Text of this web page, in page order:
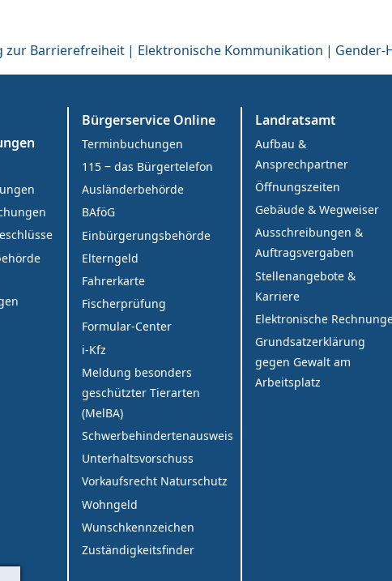
zur Barrierefreiheit Elektronische Kommunikation Gender-
Bürgerservice Online
Terminbuchungen
115 ‒ das Bürgertelefon
Ausländerbehörde
BAföG
Einbürgerungsbehörde
Elterngeld
Fahrerkarte
Fischerprüfung
Formular-Center
i-Kfz
Meldung besonders
geschützter Tierarten
(MelBA)
Schwerbehindertenausweis
Unterhaltsvorschuss
Vorkaufsrecht Naturschutz
Wohngeld
Wunschkennzeichen
Zuständigkeitsfinder
Landratsamt
Aufbau &
Ansprechpartner
Öffnungszeiten
Gebäude & Wegweiser
Ausschreibungen &
Auftragsvergaben
Stellenangebote &
Karriere
Elektronische
Grundsatzerklärung
gegen Gewalt am
Arbeitsplatz